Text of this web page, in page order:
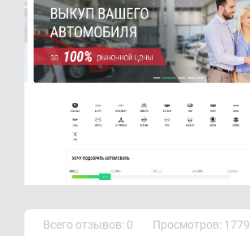
Всего отзывов: 0 Просмотров: 1779